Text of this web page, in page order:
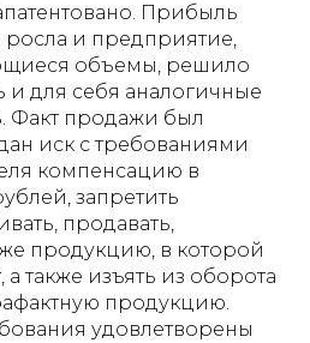
Прибыль
и предприятие,
объемы, решило
и для себя аналогичные
Факт продажи был
иск с требованиями
компенсацию в
запретить
продавать,
продукцию, в которой
а также изъять из оборота
продукцию.
удовлетворены